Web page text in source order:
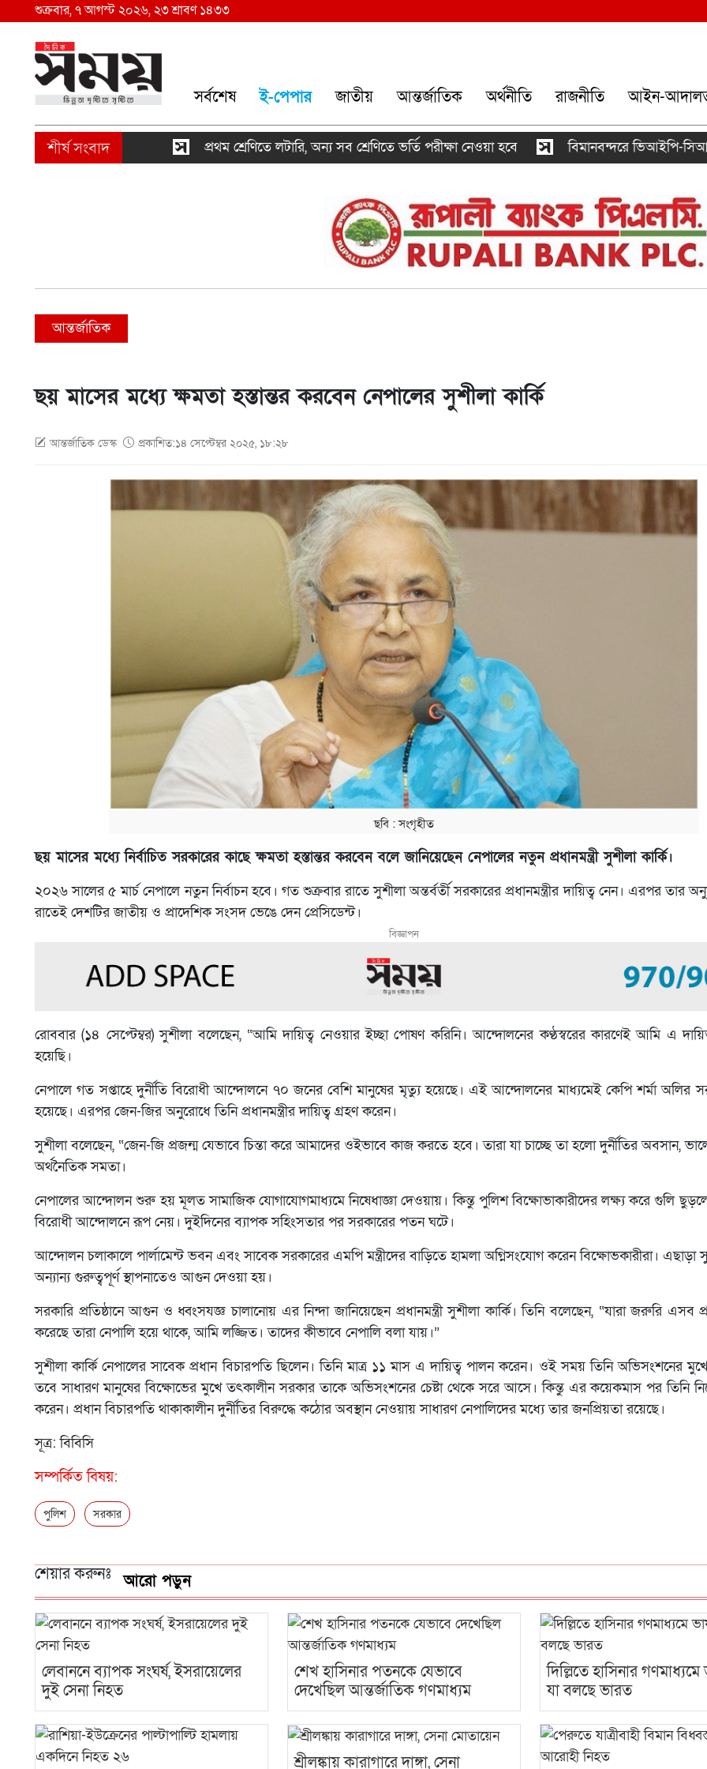
শুক্রবার, ৭ আগস্ট ২০২৬, ২৩ শ্রাবণ ১৪৩৩
সর্বশেষ ই-পেপার জাতীয় আন্তর্জাতিক অর্থনীতি রাজনীতি আইন-
প্রথম শ্রেণিতে লটারি, অন্য সব শ্রেণিতে ভর্তি পরীক্ষা নেওয়া হবে বিমানবন্দরে ভিআইপি-সিআইপিসহ
আন্তর্জাতিক
ছয় মাসের মধ্যে ক্ষমতা হস্তান্তর করবেন নেপালের সুশীলা কার্কি
আন্তর্জাতিক ডেস্ক প্রকাশিত:১৪ সেপ্টেম্বর ২০২৫, ১৮:২৮
ছবি : সংগৃহীত
ছয় মাসের মধ্যে নির্বাচিত সরকারের কাছে ক্ষমতা হস্তান্তর করবেন বলে জানিয়েছেন নেপালের নতুন প্রধানমন্ত্রী সুশীলা কার্কি।
২০২৬ সালের ৫ মার্চ নেপালে নতুন নির্বাচন হবে। গত শুক্রবার রাতে সুশীলা অন্তর্বর্তী সরকারের প্রধানমন্ত্রীর দায়িত্ব নেন। এরপর তার
রাতেই দেশটির জাতীয় ও প্রাদেশিক সংসদ ভেঙে দেন প্রেসিডেন্ট।
বিজ্ঞাপন
রোববার (১৪ সেপ্টেম্বর) সুশীলা বলেছেন, “আমি দায়িত্ব নেওয়ার ইচ্ছা পোষণ করিনি। আন্দোলনের কণ্ঠস্বরের কারণেই আমি এ
হয়েছি।
নেপালে গত সপ্তাহে দুর্নীতি বিরোধী আন্দোলনে ৭০ জনের বেশি মানুষের মৃত্যু হয়েছে। এই আন্দোলনের মাধ্যমেই কেপি শর্মা অলির
হয়েছে। এরপর জেন-জির অনুরোধে তিনি প্রধানমন্ত্রীর দায়িত্ব গ্রহণ করেন।
সুশীলা বলেছেন, “জেন-জি প্রজন্ম যেভাবে চিন্তা করে আমাদের ওইভাবে কাজ করতে হবে। তারা যা চাচ্ছে তা হলো দুর্নীতির অবসান,
অর্থনৈতিক সমতা।
নেপালের আন্দোলন শুরু হয় মূলত সামাজিক যোগাযোগমাধ্যমে নিষেধাজ্ঞা দেওয়ায়। কিন্তু পুলিশ বিক্ষোভাকারীদের লক্ষ্য করে গুলি
বিরোধী আন্দোলনে রূপ নেয়। দুইদিনের ব্যাপক সহিংসতার পর সরকারের পতন ঘটে।
আন্দোলন চলাকালে পার্লামেন্ট ভবন এবং সাবেক সরকারের এমপি মন্ত্রীদের বাড়িতে হামলা অগ্নিসংযোগ করেন বিক্ষোভকারীরা। এছাড়া
অন্যান্য গুরুত্বপূর্ণ স্থাপনাতেও আগুন দেওয়া হয়।
সরকারি প্রতিষ্ঠানে আগুন ও ধ্বংসযজ্ঞ চালানোয় এর নিন্দা জানিয়েছেন প্রধানমন্ত্রী সুশীলা কার্কি। তিনি বলেছেন, “যারা জরুরি এসব
করেছে তারা নেপালি হয়ে থাকে, আমি লজ্জিত। তাদের কীভাবে নেপালি বলা যায়।”
সুশীলা কার্কি নেপালের সাবেক প্রধান বিচারপতি ছিলেন। তিনি মাত্র ১১ মাস এ দায়িত্ব পালন করেন। ওই সময় তিনি অভিসংশনের
তবে সাধারণ মানুষের বিক্ষোভের মুখে তৎকালীন সরকার তাকে অভিসংশনের চেষ্টা থেকে সরে আসে। কিন্তু এর কয়েকমাস পর তিনি
করেন। প্রধান বিচারপতি থাকাকালীন দুর্নীতির বিরুদ্ধে কঠোর অবস্থান নেওয়ায় সাধারণ নেপালিদের মধ্যে তার জনপ্রিয়তা রয়েছে।
সূত্র: বিবিসি
সম্পর্কিত বিষয়:
পুলিশ সরকার
শেয়ার করুনঃ আরো পড়ুন
লেবাননে ব্যাপক সংঘর্ষ, ইসরায়েলের
দুই সেনা নিহত
শেখ হাসিনার পতনকে যেভাবে
দেখেছিল আন্তর্জাতিক গণমাধ্যম
দিল্লিতে হাসিনার
যা বলছে ভারত
শ্রীলঙ্কায় কারাগারে দাঙ্গা, সেনা